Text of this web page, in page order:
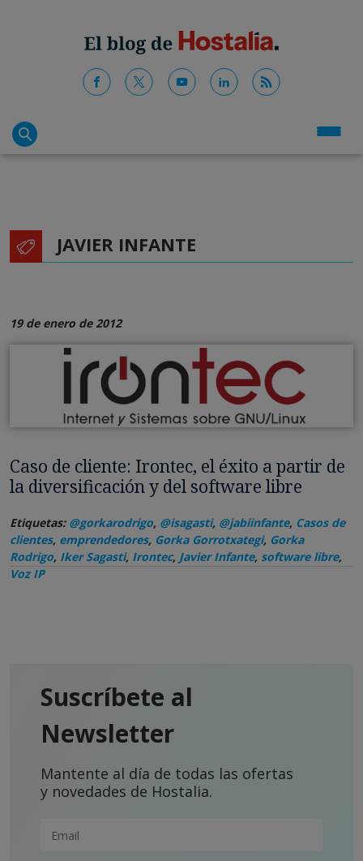
JAVIER INFANTE
19 de enero de 2012
Caso de cliente: Irontec, el éxito a partir de
la diversificación y del software libre
Etiquetas: @gorkarodrigo, @isagasti, @jabiinfante, Casos de
clientes, emprendedores, Gorka Gorrotxategi, Gorka
Rodrigo, Iker Sagasti, Irontec, Javier Infante, software libre,
Voz IP
Suscríbete al
Newsletter
Mantente al día de todas las ofertas
y novedades de Hostalia.